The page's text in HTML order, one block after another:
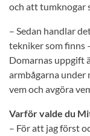
och att tumknogar
– Sedan handlar
tekniker som finns
Domarnas uppgift
armbågarna under
vem och avgöra
Varför valde du
– För att jag först